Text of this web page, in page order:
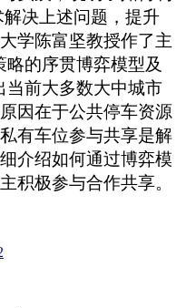
决上述问题，提升
学陈富坚教授作了主
略的序贯博弈模型及
当前大多数大中城市
因在于公共停车资源
有车位参与共享是解
介绍如何通过博弈模
积极参与合作共享。